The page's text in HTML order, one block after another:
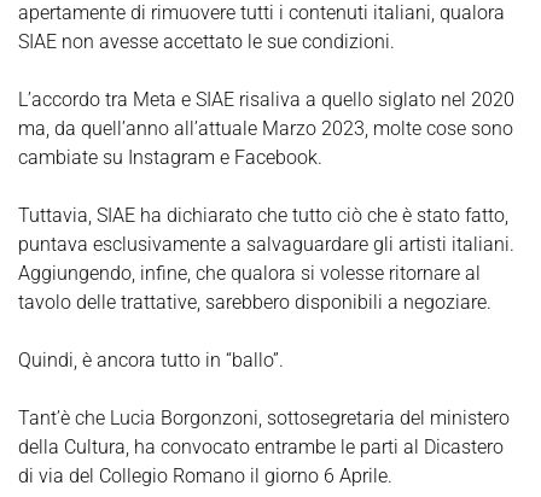
apertamente di rimuovere tutti i contenuti italiani, qualora
SIAE non avesse accettato le sue condizioni.
L’accordo tra Meta e SIAE risaliva a quello siglato nel 2020
ma, da quell’anno all’attuale Marzo 2023, molte cose sono
cambiate su Instagram e Facebook.
Tuttavia, SIAE ha dichiarato che tutto ciò che è stato fatto,
puntava esclusivamente a salvaguardare gli artisti italiani.
Aggiungendo, infine, che qualora si volesse ritornare al
tavolo delle trattative, sarebbero disponibili a negoziare.
Quindi, è ancora tutto in “ballo”.
Tant’è che Lucia Borgonzoni, sottosegretaria del ministero
della Cultura, ha convocato entrambe le parti al Dicastero
di via del Collegio Romano il giorno 6 Aprile.